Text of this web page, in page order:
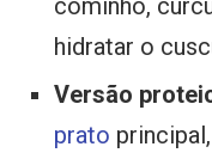
cominho,
hidratar o
Versão
prato